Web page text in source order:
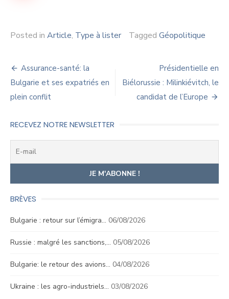
Posted in Article, Type à lister Tagged Géopolitique
Navigation
de
l’article
Assurance-santé: la
Bulgarie et ses expatriés en
plein conflit
Présidentielle en
Biélorussie : Milinkiévitch, le
candidat de l’Europe
RECEVEZ NOTRE NEWSLETTER
BRÈVES
Bulgarie : retour sur l’émigra… 06/08/2026
Russie : malgré les sanctions,… 05/08/2026
Bulgarie: le retour des avions… 04/08/2026
Ukraine : les agro-industriels… 03/08/2026